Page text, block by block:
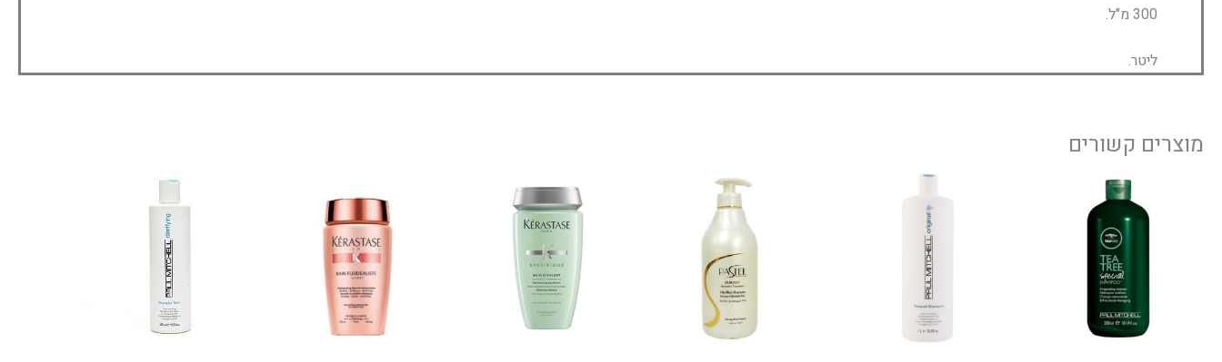
300 מ"ל.
ליטר.
מוצרים קשורים